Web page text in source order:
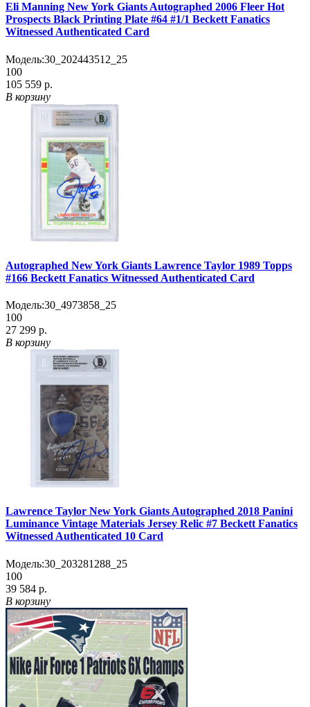
Eli Manning New York Giants Autographed 2006 Fleer Hot
Prospects Black Printing Plate #64 #1/1 Beckett Fanatics
Witnessed Authenticated Card
Модель:30_202443512_25
100
105 559 р.
В корзину
Autographed New York Giants Lawrence Taylor 1989 Topps
#166 Beckett Fanatics Witnessed Authenticated Card
Модель:30_4973858_25
100
27 299 р.
В корзину
Lawrence Taylor New York Giants Autographed 2018 Panini
Luminance Vintage Materials Jersey Relic #7 Beckett Fanatics
Witnessed Authenticated 10 Card
Модель:30_203281288_25
100
39 584 р.
В корзину